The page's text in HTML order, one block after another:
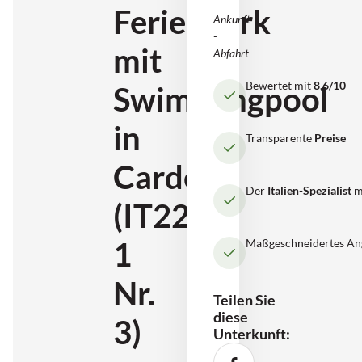
Ferienpark
mit
Swimmingpool
in
Cardedu
(IT2262-
1
Nr.
3)
Ankunft
-
Abfahrt
Bewertet mit8,6/10
Transparente Preise
Der Italien-Spezialist
Maßgeschneidertes
Teilen Sie
diese
Unterkunft: